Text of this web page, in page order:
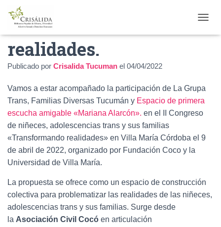
A
M
O
E
G
A
Transformando
realidades.
Publicado por Crisalida Tucuman el 04/04/2022
Vamos a estar acompañado la participación de La Grupa
Trans, Familias Diversas Tucumán y Espacio de primera
escucha amigable «Mariana Alarcón». en el II Congreso
de niñeces, adolescencias trans y sus familias
«Transformando realidades» en Villa María Córdoba el 9
de abril de 2022, organizado por Fundación Coco y la
Universidad de Villa María.
La propuesta se ofrece como un espacio de construcción
colectiva para problematizar las realidades de las niñeces,
adolescencias trans y sus familias. Surge desde
la Asociación Civil Cocó en articulación